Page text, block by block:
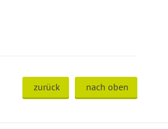
zurück nach oben